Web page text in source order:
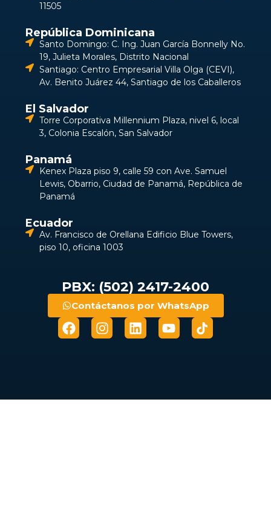
11505
República Dominicana
Santo Domingo: C. Ing. Juan García Bonnelly No.
19, Julieta Morales, Distrito Nacional
Santiago: Centro Empresarial Villa Olga (CEVI),
Av. Benito Juárez 44, Santiago de los Caballeros
El Salvador
Torre Corporativa Millennium Plaza, nivel 6, local
3, Colonia Escalón, San Salvador
Panamá
Kenex Plaza piso 9, calle 59 con Ave. Samuel
Lewis, Obarrio, Ciudad de Panamá, República de
Panamá
Ecuador
Av. Francisco de Orellana Edificio Blue Towers,
piso 10, oficina 1003
PBX: (502) 2417-2400
Contáctanos por WhatsApp